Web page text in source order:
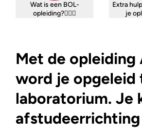
Wat is een BOL-
opleiding?🤷🏼‍♀️
Extra
je
Met de opleiding
word je opgeleid
laboratorium. Je